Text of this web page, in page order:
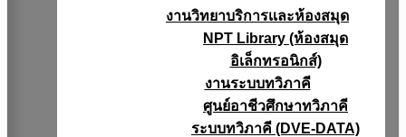
งานวิทยาบริการเเละห้องสมุด
NPT Library (ห้องสมุด
อิเล็กทรอนิกส์)
งานระบบทวิภาคี
ศูนย์อาชีวศึกษาทวิภาคี
ระบบทวิภาคี (DVE-DATA)